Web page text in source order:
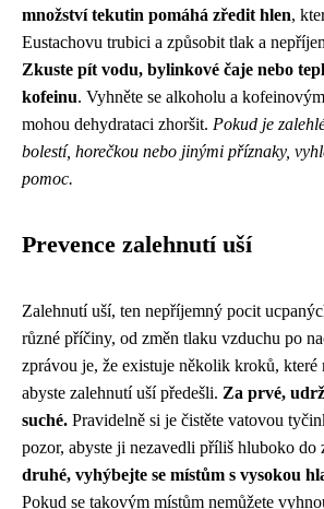
množství tekutin pomáhá zředit hlen,
Eustachovu trubici a způsobit tlak a
Zkuste pít vodu, bylinkové čaje nebo
kofeinu. Vyhněte se alkoholu a
mohou dehydrataci zhoršit. Pokud je
bolestí, horečkou nebo jinými příznaky,
pomoc.
Prevence zalehnutí uší
Zalehnutí uší, ten nepříjemný pocit
různé příčiny, od změn tlaku vzduchu po
zprávou je, že existuje několik kroků, které
abyste zalehnutí uší předešli. Za prvé,
suché. Pravidelně si je čistěte vatovou
pozor, abyste ji nezavedli příliš hluboko do
druhé, vyhýbejte se místům s vysokou
Pokud se takovým místům nemůžete